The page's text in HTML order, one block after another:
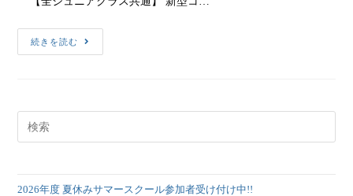
続きを読む
2026年度 夏休みサマースクール参加者受け付け中!!